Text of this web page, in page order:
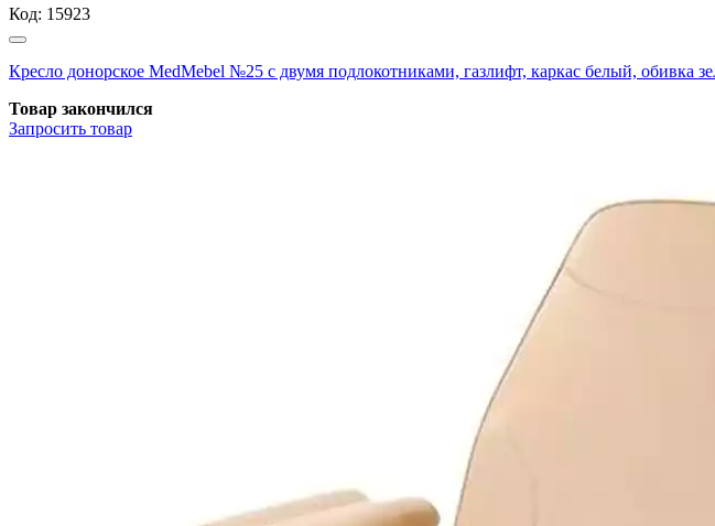
Код: 15923
Кресло донорское MedMebel №25 с двумя подлокотниками, газлифт, каркас белый,
Товар закончился
Запросить товар